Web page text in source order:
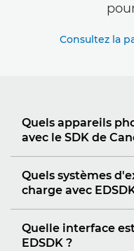
Consultez la
Quels appareils
avec le SDK de
Quels systèmes
charge avec
Quelle interface
EDSDK ?